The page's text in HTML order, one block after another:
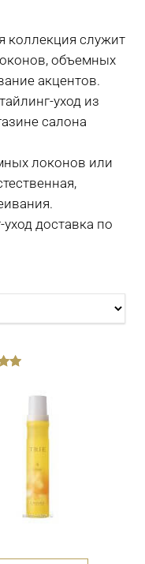
коллекция служит
объемных
акцентов.
уход из
салона
локонов или
доставка по